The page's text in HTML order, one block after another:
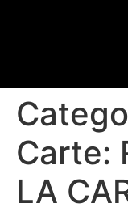
Carte:
LA